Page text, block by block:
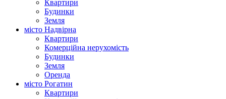
Квартири
Будинки
Земля
місто Надвірна
Квартири
Комерційна нерухомість
Будинки
Земля
Оренда
місто Рогатин
Квартири